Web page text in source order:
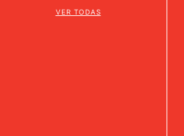
VER TODAS